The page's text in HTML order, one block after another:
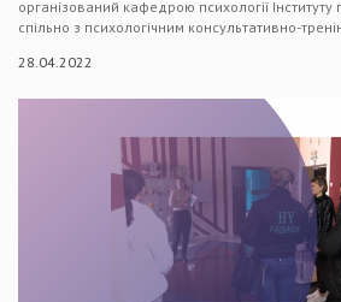
організований кафедрою психології
спільно з психологічним консультативно-
28.04.2022